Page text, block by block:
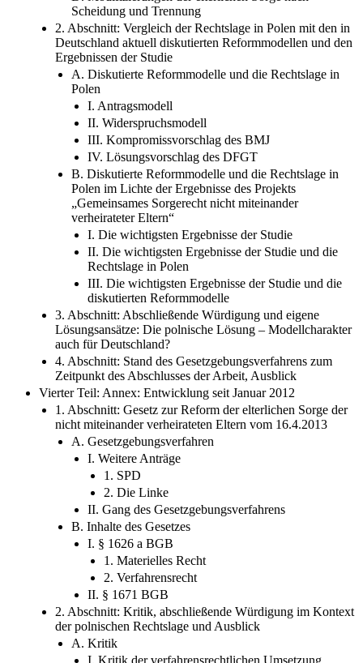
C. Erwerb der elterlichen Sorge
D. Modifizierungen der elterlichen Sorge nach
Scheidung und Trennung
2. Abschnitt: Vergleich der Rechtslage in Polen mit den in
Deutschland aktuell diskutierten Reformmodellen und den
Ergebnissen der Studie
A. Diskutierte Reformmodelle und die Rechtslage in
Polen
I. Antragsmodell
II. Widerspruchsmodell
III. Kompromissvorschlag des BMJ
IV. Lösungsvorschlag des DFGT
B. Diskutierte Reformmodelle und die Rechtslage in
Polen im Lichte der Ergebnisse des Projekts
„Gemeinsames Sorgerecht nicht miteinander
verheirateter Eltern“
I. Die wichtigsten Ergebnisse der Studie
II. Die wichtigsten Ergebnisse der Studie und die
Rechtslage in Polen
III. Die wichtigsten Ergebnisse der Studie und die
diskutierten Reformmodelle
3. Abschnitt: Abschließende Würdigung und eigene
Lösungsansätze: Die polnische Lösung – Modellcharakter
auch für Deutschland?
4. Abschnitt: Stand des Gesetzgebungsverfahrens zum
Zeitpunkt des Abschlusses der Arbeit, Ausblick
Vierter Teil: Annex: Entwicklung seit Januar 2012
1. Abschnitt: Gesetz zur Reform der elterlichen Sorge der
nicht miteinander verheirateten Eltern vom 16.4.2013
A. Gesetzgebungsverfahren
I. Weitere Anträge
1. SPD
2. Die Linke
II. Gang des Gesetzgebungsverfahrens
B. Inhalte des Gesetzes
I. § 1626 a BGB
1. Materielles Recht
2. Verfahrensrecht
II. § 1671 BGB
2. Abschnitt: Kritik, abschließende Würdigung im Kontext
der polnischen Rechtslage und Ausblick